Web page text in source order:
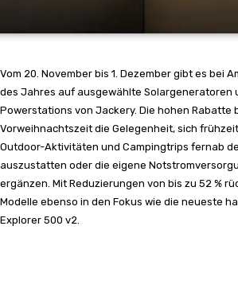
Vom 20. November bis 1. Dezember gibt es bei
des Jahres auf ausgewählte Solargeneratoren
Powerstations von Jackery. Die hohen Rabatte
Vorweihnachtszeit die Gelegenheit, sich
Outdoor-Aktivitäten und Campingtrips fernab
auszustatten oder die eigene
ergänzen. Mit Reduzierungen von bis zu 52 %
Modelle ebenso in den Fokus wie die neueste
Explorer 500 v2.